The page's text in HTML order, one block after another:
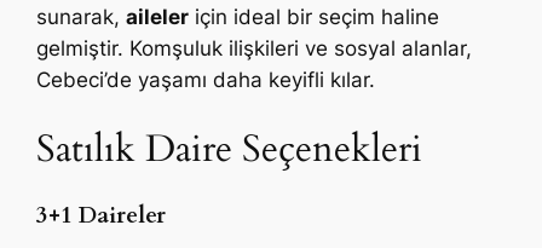
sunarak,aileler için ideal bir seçim haline
gelmiştir. Komşuluk ilişkileri ve sosyal alanlar,
Cebeci’de yaşamı daha keyifli kılar.
Satılık Daire Seçenekleri
3+1 Daireler